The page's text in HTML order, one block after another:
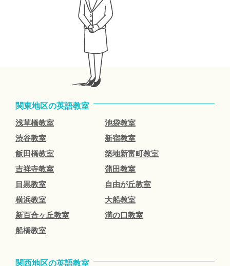
関東地区の英語教室
浅草橋教室
池袋教室
渋谷教室
新宿教室
飯田橋教室
築地新富町教室
吉祥寺教室
蒲田教室
目黒教室
自由が丘教室
横浜教室
大船教室
新百合ヶ丘教室
溝の口教室
船橋教室
関西地区の英語教室